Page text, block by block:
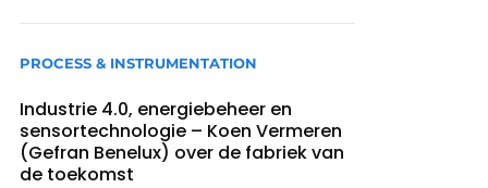
PROCESS & INSTRUMENTATION
Industrie 4.0, energiebeheer en
sensortechnologie – Koen Vermeren
(Gefran Benelux) over de fabriek van
de toekomst